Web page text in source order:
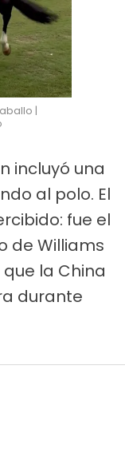
|
incluyó una
al polo. El
fue el
de Williams
la China
durante